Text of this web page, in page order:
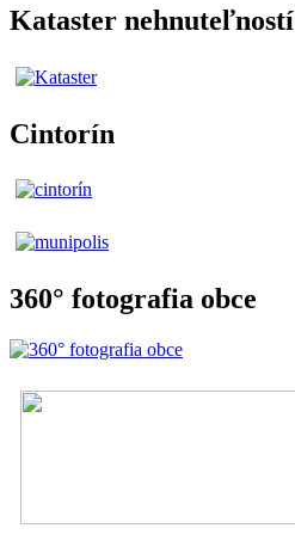
Kataster nehnuteľností
Cintorín
360° fotografia obce